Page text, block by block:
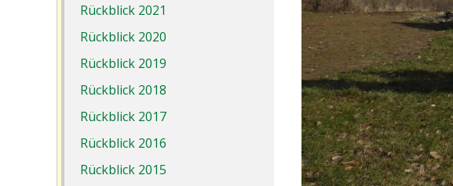
Rückblick 2021
Rückblick 2020
Rückblick 2019
Rückblick 2018
Rückblick 2017
Rückblick 2016
Rückblick 2015